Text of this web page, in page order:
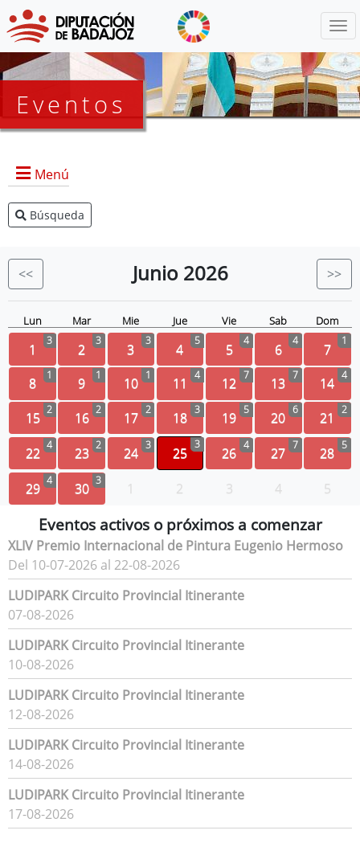
Eventos
Menú
Agenda Presidencia
Eventos
Búsqueda
<< Junio 2026 >>
Lun Mar Mie Jue Vie Sab Dom
1 3 2 3 3 3 4 5 5 4 6 4 7 1
8 1 9 1 10 1 11 4 12 7 13 7 14 4
15 2 16 2 17 2 18 3 19 5 20 6 21 2
22 4 23 2 24 3 25
3
26 4 27 7 28 5
29 4 30 3 1 2 3 4 5
Eventos activos o próximos a comenzar
XLIV Premio Internacional de Pintura Eugenio Hermoso
Del 10-07-2026 al 22-08-2026
LUDIPARK Circuito Provincial Itinerante
07-08-2026
LUDIPARK Circuito Provincial Itinerante
10-08-2026
LUDIPARK Circuito Provincial Itinerante
12-08-2026
LUDIPARK Circuito Provincial Itinerante
14-08-2026
LUDIPARK Circuito Provincial Itinerante
17-08-2026